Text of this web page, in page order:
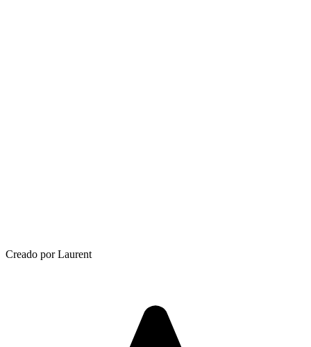
Creado por Laurent